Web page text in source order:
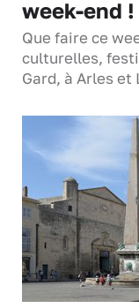
week-end !
Que faire ce
culturelles,
Gard, à Arles